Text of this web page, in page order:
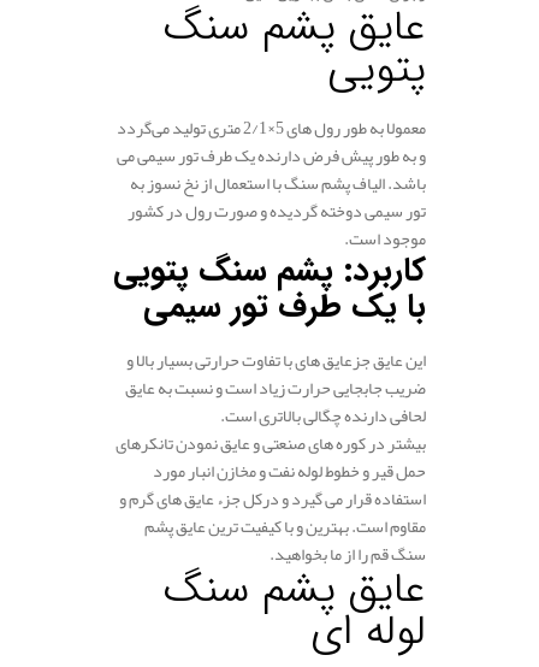
عایق پشم سنگ
پتویی
معمولا به طور رول های 5×2/1 متری تولید می‌گردد
و به طور پیش فرض دارنده یک طرف تور سیمی می
باشد. الیاف پشم سنگ با استعمال از نخ نسوز به
تور سیمی دوخته گردیده و صورت رول در کشور
موجود است.
کاربرد: پشم سنگ پتویی
با یک طرف تور سیمی
این عایق جزعایق های با تفاوت حرارتی بسیار بالا و
ضریب جابجایی حرارت زیاد است و نسبت به عایق
لحافی دارنده چگالی بالاتری است.
بیشتر در کوره های صنعتی و عایق نمودن تانکرهای
حمل قیر و خطوط لوله نفت و مخازن انبار مورد
استفاده قرار می گیرد و درکل جزء عایق های گرم و
مقاوم است. بهترین و با کیفیت ترین عایق پشم
سنگ قم را از ما بخواهید.
عایق پشم سنگ
لوله ای